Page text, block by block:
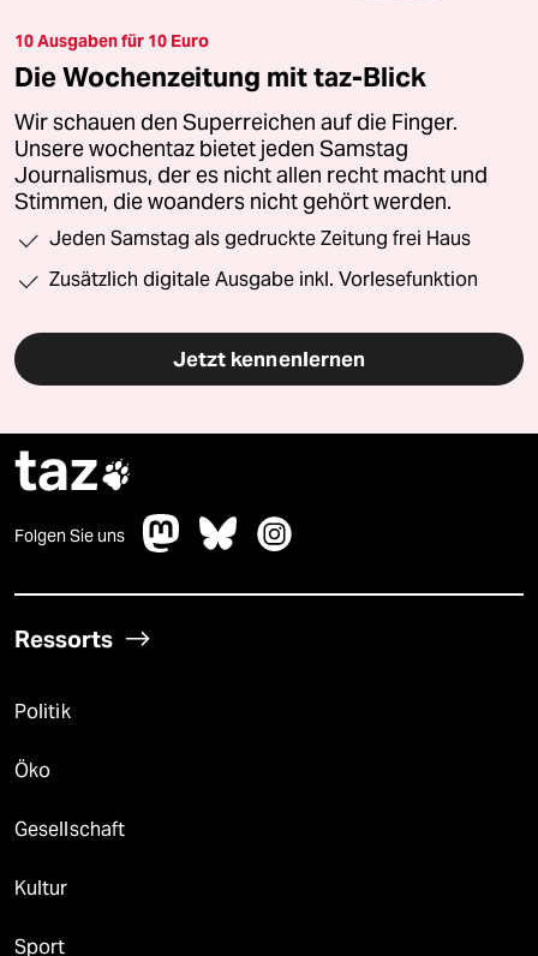
10 Ausgaben für 10 Euro
Die Wochenzeitung mit taz-Blick
Wir schauen den Superreichen auf die Finger.
Unsere wochentaz bietet jeden Samstag
Journalismus, der es nicht allen recht macht und
Stimmen, die woanders nicht gehört werden.
Jeden Samstag als gedruckte Zeitung frei Haus
Zusätzlich digitale Ausgabe inkl. Vorlesefunktion
Jetzt kennenlernen
taz
Folgen Sie uns
Ressorts
Politik
Öko
Gesellschaft
Kultur
Sport